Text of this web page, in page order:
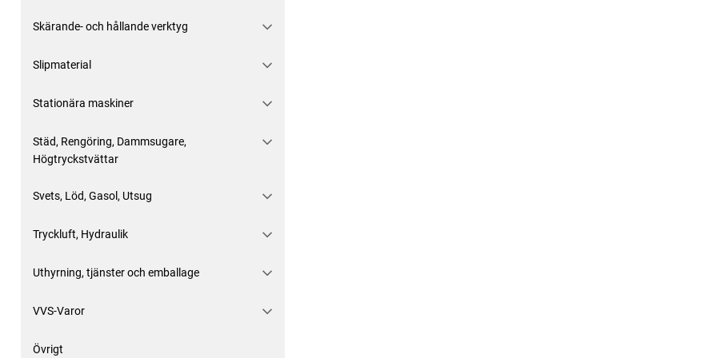
Skärande- och hållande verktyg
Slipmaterial
Stationära maskiner
Städ, Rengöring, Dammsugare,
Högtryckstvättar
Svets, Löd, Gasol, Utsug
Tryckluft, Hydraulik
Uthyrning, tjänster och emballage
VVS-Varor
Övrigt